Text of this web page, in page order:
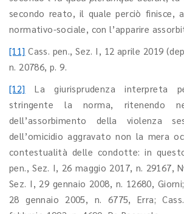
secondo reato, il quale perciò finisce,
normativo-sociale, con l’apparire
[11] Cass. pen., Sez. I, 12 aprile 2019
n. 20786, p. 9.
[12] La giurisprudenza interpreta
stringente la norma, ritenendo
dell’assorbimento della violenza
dell’omicidio aggravato non la mera
contestualità delle condotte: in
pen., Sez. I, 26 maggio 2017, n. 29167,
Sez. I, 29 gennaio 2008, n. 12680,
28 gennaio 2005, n. 6775, Erra;